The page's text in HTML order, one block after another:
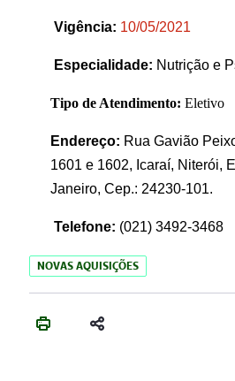
Vigência: 10/05/2021
Especialidade: Nutrição e
Tipo de Atendimento: Eletivo
Endereço: Rua Gavião
1601 e 1602, Icaraí, Niterói,
Janeiro, Cep.: 24230-101.
Telefone: (021) 3492-3468
NOVAS AQUISIÇÕES